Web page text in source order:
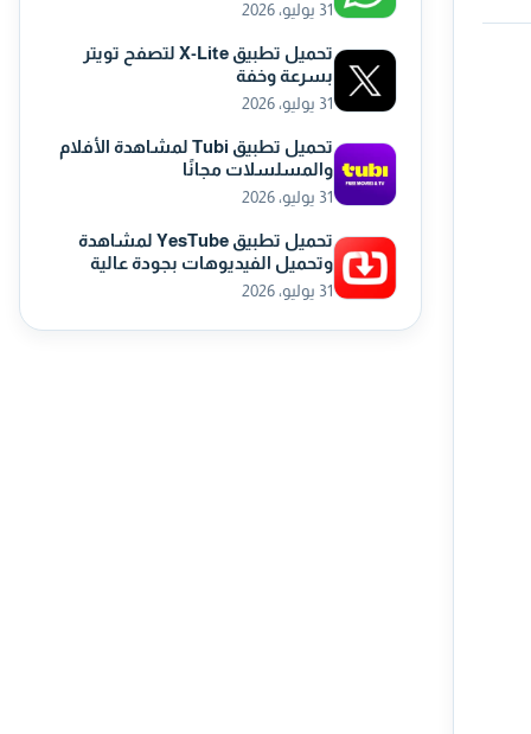
31 يوليو، 2026
تحميل تطبيق X-Lite لتصفح تويتر
بسرعة وخفة
31 يوليو، 2026
تحميل تطبيق Tubi لمشاهدة الأفلام
والمسلسلات مجانًا
31 يوليو، 2026
تحميل تطبيق YesTube لمشاهدة
وتحميل الفيديوهات بجودة عالية
31 يوليو، 2026